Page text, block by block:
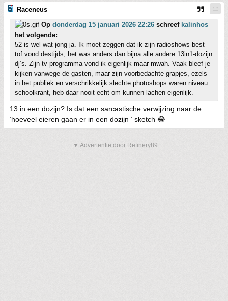
Raceneus
Op donderdag 15 januari 2026 22:26 schreef kalinhos
het volgende:
52 is wel wat jong ja. Ik moet zeggen dat ik zijn radioshows best
tof vond destijds, het was anders dan bijna alle andere 13in1-dozijn
dj’s. Zijn tv programma vond ik eigenlijk maar mwah. Vaak bleef je
kijken vanwege de gasten, maar zijn voorbedachte grapjes, ezels
in het publiek en verschrikkelijk slechte photoshops waren niveau
schoolkrant, heb daar nooit echt om kunnen lachen eigenlijk.
13 in een dozijn? Is dat een sarcastische verwijzing naar de
‘hoeveel eieren gaan er in een dozijn ‘ sketch 😂
▼ Advertentie door Refinery89